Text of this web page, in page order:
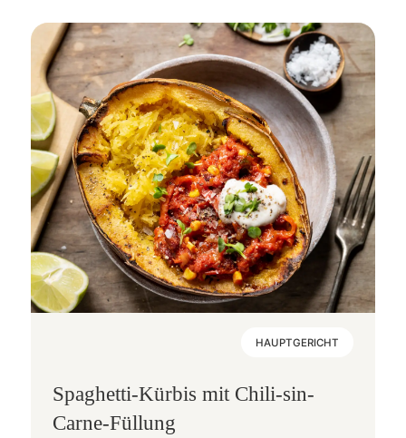
HAUPTGERICHT
Spaghetti-Kürbis mit Chili-sin-
Carne-Füllung